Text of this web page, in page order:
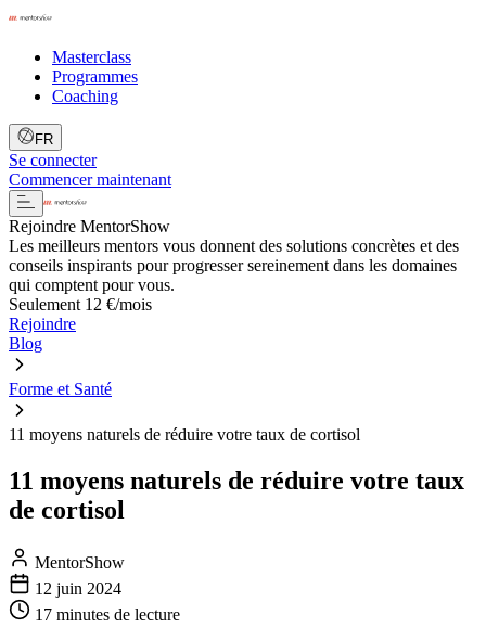
Masterclass
Programmes
Coaching
FR
Se connecter
Commencer maintenant
Rejoindre MentorShow
Les meilleurs mentors vous donnent des solutions concrètes et des
conseils inspirants pour progresser sereinement dans les domaines
qui comptent pour vous.
Seulement 12 €/mois
Rejoindre
Blog
Forme et Santé
11 moyens naturels de réduire votre taux de cortisol
11 moyens naturels de réduire votre taux
de cortisol
MentorShow
12 juin 2024
17 minutes de lecture